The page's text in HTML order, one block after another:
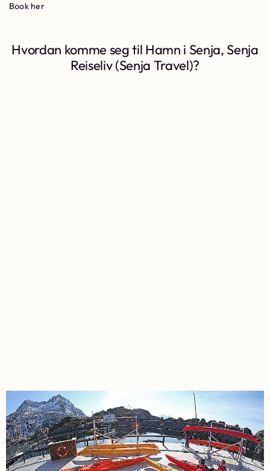
Book her
Hvordan komme seg til Hamn i Senja, Senja
Reiseliv (Senja Travel)?